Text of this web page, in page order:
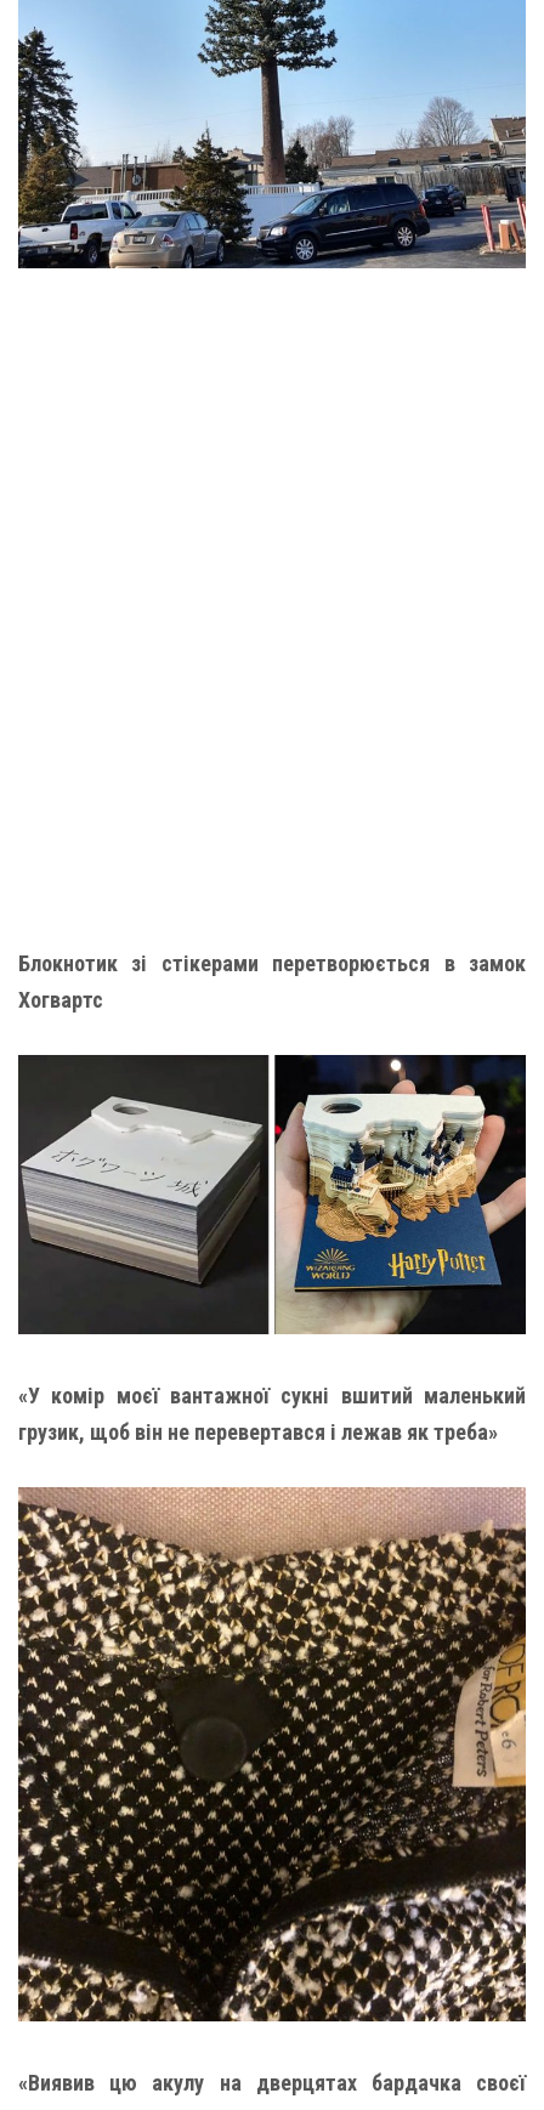
Блокнотик зі стікерами перетворюється в замок
Хогвартс
«У комір моєї вантажної сукні вшитий маленький
грузик, щоб він не перевертався і лежав як треба»
«Виявив цю акулу на дверцятах бардачка своєї